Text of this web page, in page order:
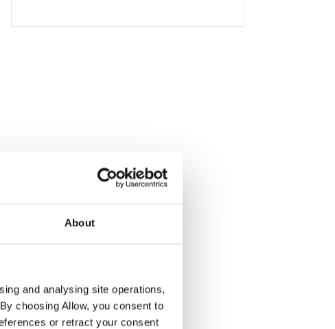
About
and analysing site operations,
choosing Allow, you consent to
or retract your consent